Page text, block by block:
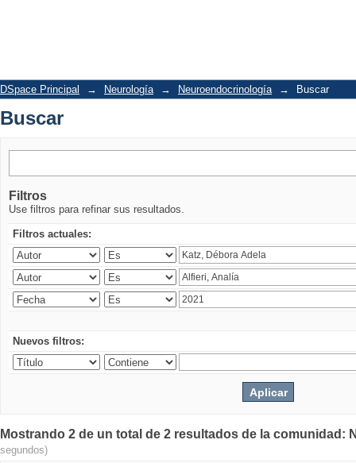
DSpace Principal → Neurología → Neuroendocrinología → Buscar
Buscar
Filtros
Use filtros para refinar sus resultados.
Filtros actuales:
Nuevos filtros:
Mostrando 2 de un total de 2 resultados de la comunidad:
segundos)